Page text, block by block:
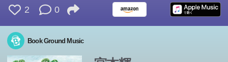
2 0
Book Ground Music